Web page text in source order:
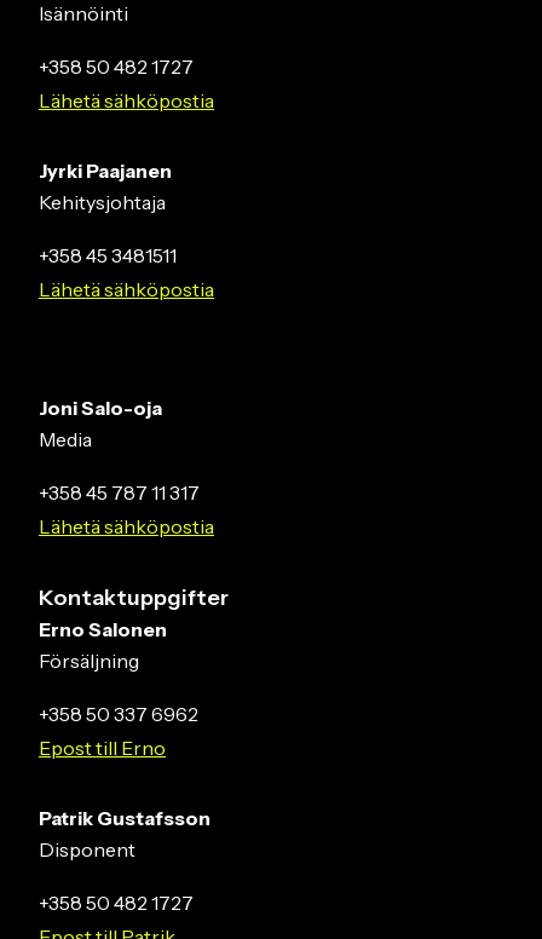
Isännöinti
+358 50 482 1727
Lähetä sähköpostia
Jyrki Paajanen
Kehitysjohtaja
+358 45 3481511
Lähetä sähköpostia
Joni Salo-oja
Media
+358 45 787 11 317
Lähetä sähköpostia
Kontaktuppgifter
Erno Salonen
Försäljning
+358 50 337 6962
Epost till Erno
Patrik Gustafsson
Disponent
+358 50 482 1727